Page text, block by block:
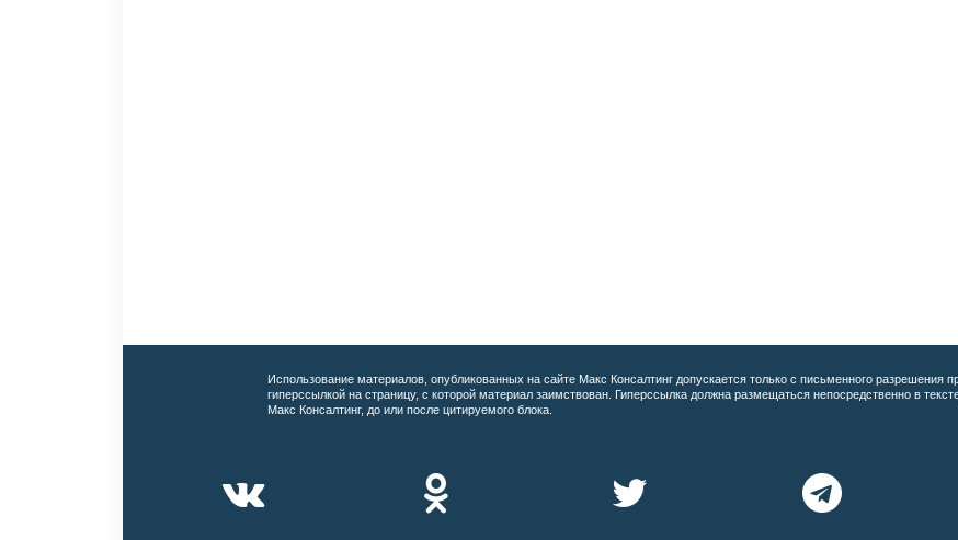
Использование материалов, опубликованных на сайте Макс Консалтинг допускается только с письменного разрешения
гиперссылкой на страницу, с которой материал заимствован. Гиперссылка должна размещаться непосредственно в
Макс Консалтинг, до или после цитируемого блока.